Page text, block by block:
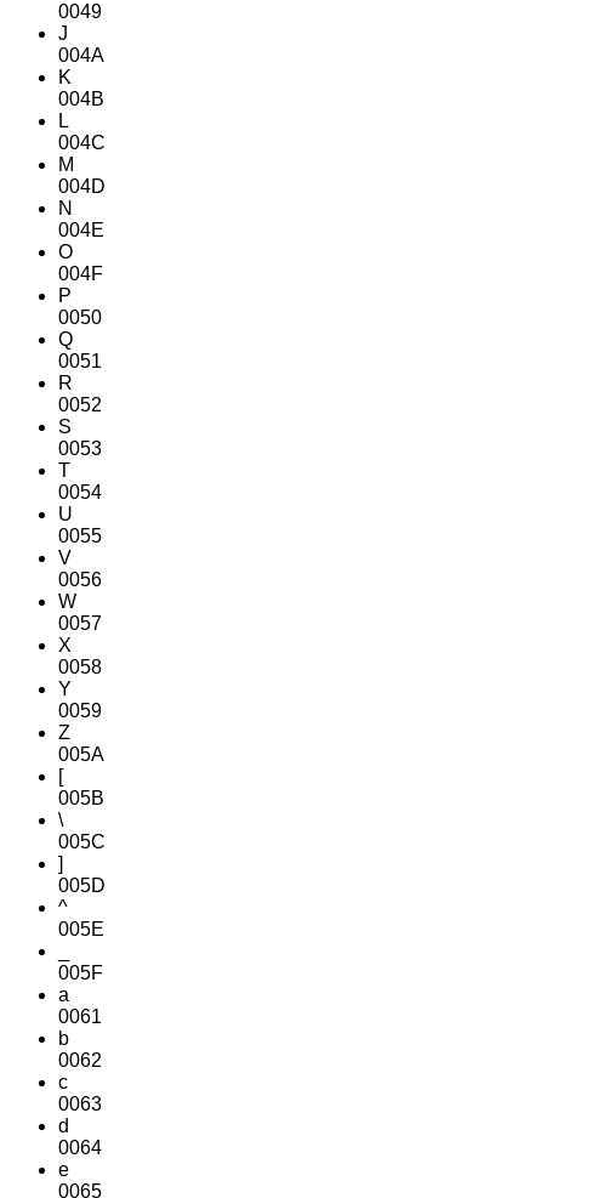
0049
J
004A
K
004B
L
004C
M
004D
N
004E
O
004F
P
0050
Q
0051
R
0052
S
0053
T
0054
U
0055
V
0056
W
0057
X
0058
Y
0059
Z
005A
[
005B
\
005C
]
005D
^
005E
005F
a
0061
b
0062
c
0063
d
0064
e
0065